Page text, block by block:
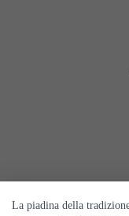
La piadina della